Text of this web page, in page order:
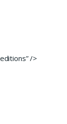
/>